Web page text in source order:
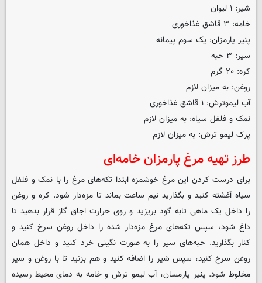
شیر: ۱ لیوان
خامه: ۳ قاشق غذاخوری
پنیر پارمزان: یک سوم پیمانه
سیر: ۳ حبه
کره: ۲۰ گرم
روغن: به میزان لازم
آب لیموترش: ۱ قاشق غذاخوری
نمک و فلفل سیاه: به میزان لازم
پرک لیمو ترش: به میزان لازم
طرز تهیه مرغ پارمزان خامه‌ای
برای درست کردن این مرغ خوشمزه ابتدا تکه‌های مرغ را با نمک و فلفل
سیاه آغشته کنید و بگذارید نیم ساعت بماند تا مزه‌دار شود. کره و روغن
را داخل یک ماهی تابه گود بریزید و روی حرارت اجاق گاز قرار بدهید تا
داغ شود، سپس تکه‌های مرغ مزه‌دار شده را داخل روغن سرخ کنید و
کنار بگذارید. حبه‌های سیر را به صورت نگینی خرد کنید و داخل همان
روغن سرخ کنید، سپس شیر را اضافه کنید و هم بزنید تا با روغن و سیر
مخلوط شود. پنیر پارمسان، آب لیمو ترش و خامه به دمای محیط رسیده